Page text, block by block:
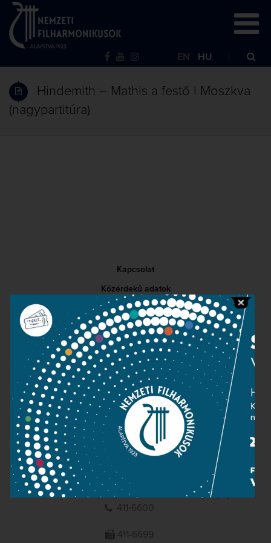
EN HU
Hindemith – Mathis a festő | Moszkva
(nagypartitúra)
Kapcsolat
Közérdekű adatok
Sajtószoba
Adatvédelem
Impresszum
NEMZETI
FILHARMONIKUSOK
1095 Budapest, Komor Marcell u. 1. (Müpa)
411-6600
411-6699